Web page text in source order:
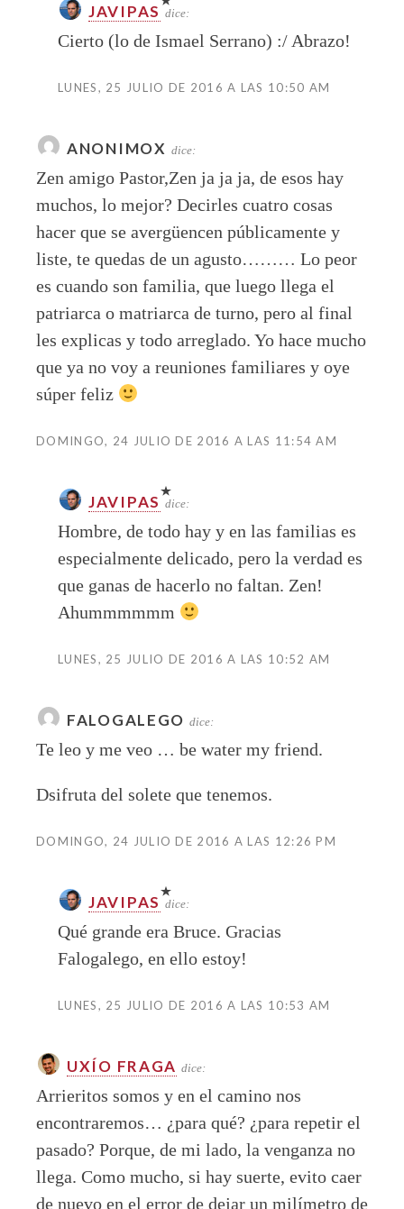
JAVIPAS dice:
Cierto (lo de Ismael Serrano) :/ Abrazo!
LUNES, 25 JULIO DE 2016 A LAS 10:50 AM
ANONIMOX dice:
Zen amigo Pastor,Zen ja ja ja, de esos hay
muchos, lo mejor? Decirles cuatro cosas
hacer que se avergüencen públicamente y
liste, te quedas de un agusto……… Lo peor
es cuando son familia, que luego llega el
patriarca o matriarca de turno, pero al final
les explicas y todo arreglado. Yo hace mucho
que ya no voy a reuniones familiares y oye
súper feliz
DOMINGO, 24 JULIO DE 2016 A LAS 11:54 AM
JAVIPAS dice:
Hombre, de todo hay y en las familias es
especialmente delicado, pero la verdad es
que ganas de hacerlo no faltan. Zen!
Ahummmmmm
LUNES, 25 JULIO DE 2016 A LAS 10:52 AM
FALOGALEGO dice:
Te leo y me veo … be water my friend.
Dsifruta del solete que tenemos.
DOMINGO, 24 JULIO DE 2016 A LAS 12:26 PM
JAVIPAS dice:
Qué grande era Bruce. Gracias
Falogalego, en ello estoy!
LUNES, 25 JULIO DE 2016 A LAS 10:53 AM
UXÍO FRAGA dice:
Arrieritos somos y en el camino nos
encontraremos… ¿para qué? ¿para repetir el
pasado? Porque, de mi lado, la venganza no
llega. Como mucho, si hay suerte, evito caer
de nuevo en el error de dejar un milímetro de